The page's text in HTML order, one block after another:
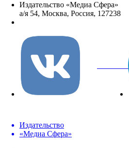
Издательство «Медиа Сфера»
а/я 54, Москва, Россия, 127238
вКонтакте
Издательство
«Медиа Сфера»